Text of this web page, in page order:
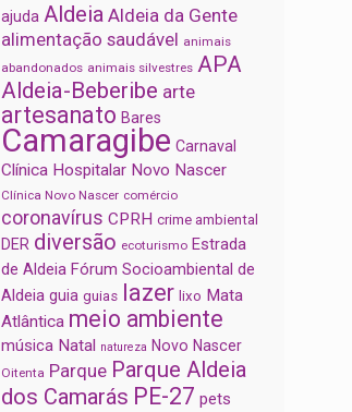
ajuda Aldeia Aldeia da Gente
alimentação saudável animais
abandonados animais silvestres APA
Aldeia-Beberibe arte
artesanato Bares
Camaragibe Carnaval
Clínica Hospitalar Novo Nascer
Clínica Novo Nascer comércio
coronavírus CPRH crime ambiental
DER diversão ecoturismo Estrada
de Aldeia Fórum Socioambiental de
Aldeia guia guias lazer lixo Mata
Atlântica meio ambiente
música Natal natureza Novo Nascer
Oitenta Parque Parque Aldeia
dos Camarás PE-27 pets